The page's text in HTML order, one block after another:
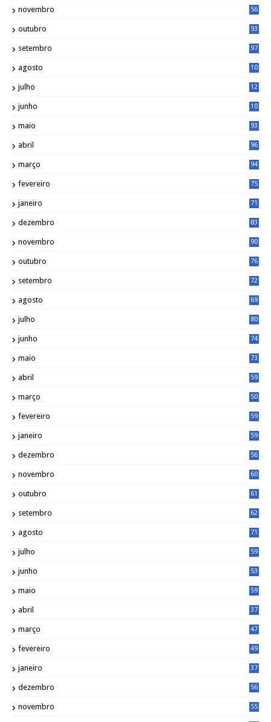
novembro 56
outubro 93
setembro 97
agosto
10
julho
12
junho
10
maio 93
abril 96
março 94
fevereiro 75
janeiro 71
dezembro 83
novembro 90
outubro 76
setembro 72
agosto 69
julho 80
junho 74
maio 73
abril 59
março 50
fevereiro 59
janeiro 59
dezembro 56
novembro 60
outubro 61
setembro 62
agosto 71
julho 59
junho 53
maio 59
abril 37
março 47
fevereiro 49
janeiro 37
dezembro 56
novembro 55